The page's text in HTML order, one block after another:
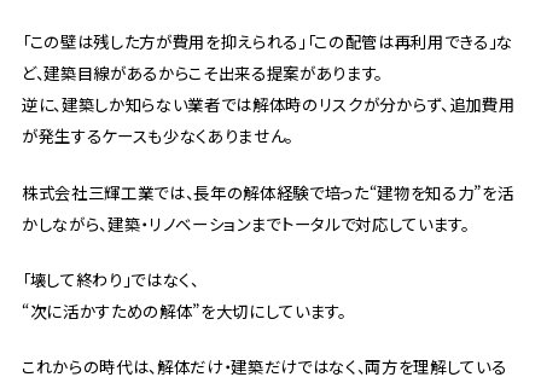
「この壁は残した方が費用を抑えられる」「この配管は再利用できる」な
ど、建築目線があるからこそ出来る提案があります。
逆に、建築しか知らない業者では解体時のリスクが分からず、追加費用
が発生するケースも少なくありません。
株式会社三輝工業では、長年の解体経験で培った“建物を知る力”を活
かしながら、建築・リノベーションまでトータルで対応しています。
「壊して終わり」ではなく、
“次に活かすための解体”を大切にしています。
これからの時代は、解体だけ・建築だけではなく、両方を理解している